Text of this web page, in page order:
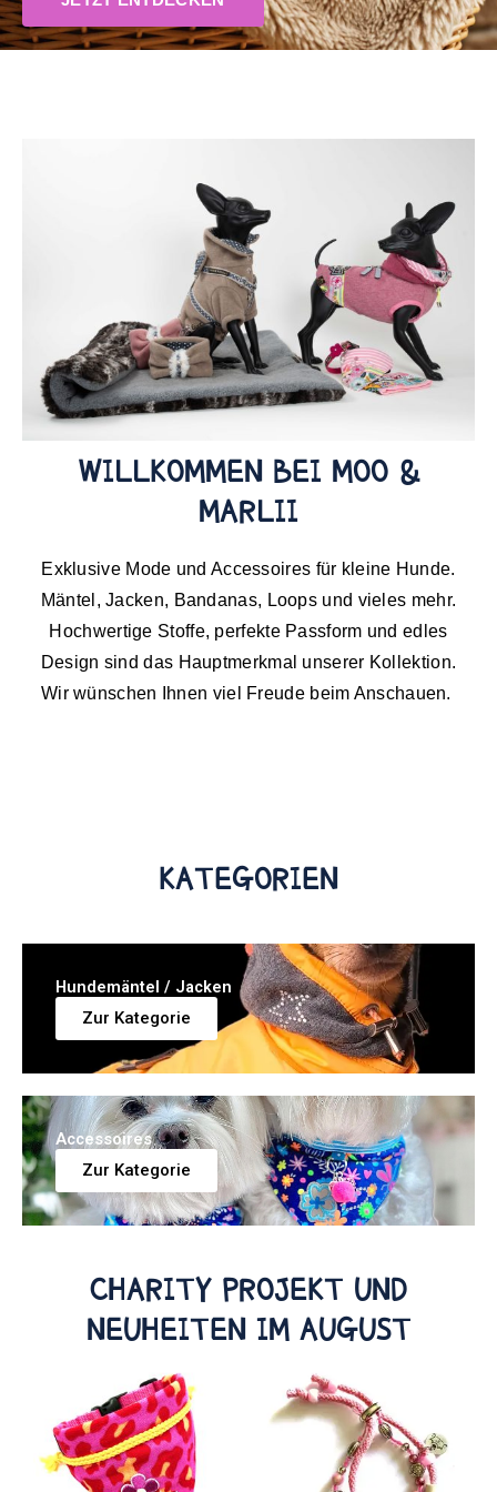
WILLKOMMEN BEI MOO &
MARLII
Exklusive Mode und Accessoires für kleine Hunde.
Mäntel, Jacken, Bandanas, Loops und vieles mehr.
Hochwertige Stoffe, perfekte Passform und edles
Design sind das Hauptmerkmal unserer Kollektion.
Wir wünschen Ihnen viel Freude beim Anschauen.
KATEGORIEN
Hundemäntel / Jacken
Zur Kategorie
Accessoires
Zur Kategorie
CHARITY PROJEKT UND
NEUHEITEN IM AUGUST
mehrere
Varianten
Produkt
weist